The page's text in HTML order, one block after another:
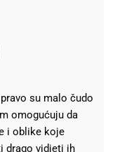
su malo čudo
omogućuju da
i oblike koje
drago vidjeti ih